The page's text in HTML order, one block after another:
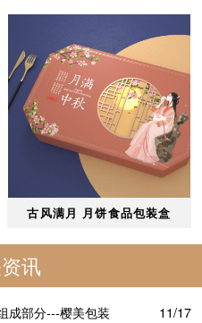
古风满月 月饼食品包装盒
讯
成部分---樱美包装
11/17